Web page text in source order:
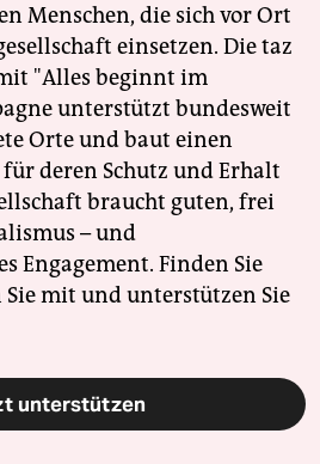
Menschen, die sich vor Ort
einsetzen. Die taz
"Alles beginnt im
unterstützt bundesweit
Orte und baut einen
deren Schutz und Erhalt
braucht guten, frei
– und
Engagement. Finden Sie
Sie mit und unterstützen Sie
unterstützen